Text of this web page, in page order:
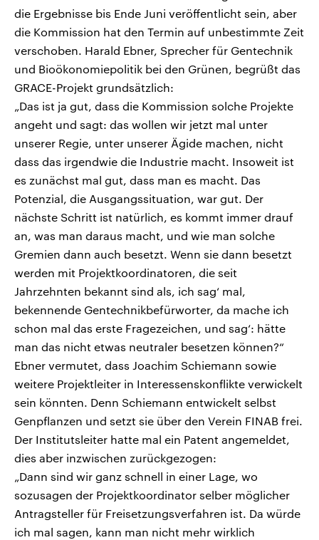
die Ergebnisse bis Ende Juni veröffentlicht sein, aber
die Kommission hat den Termin auf unbestimmte Zeit
verschoben. Harald Ebner, Sprecher für Gentechnik
und Bioökonomiepolitik bei den Grünen, begrüßt das
GRACE-Projekt grundsätzlich:
„Das ist ja gut, dass die Kommission solche Projekte
angeht und sagt: das wollen wir jetzt mal unter
unserer Regie, unter unserer Ägide machen, nicht
dass das irgendwie die Industrie macht. Insoweit ist
es zunächst mal gut, dass man es macht. Das
Potenzial, die Ausgangssituation, war gut. Der
nächste Schritt ist natürlich, es kommt immer drauf
an, was man daraus macht, und wie man solche
Gremien dann auch besetzt. Wenn sie dann besetzt
werden mit Projektkoordinatoren, die seit
Jahrzehnten bekannt sind als, ich sag‘ mal,
bekennende Gentechnikbefürworter, da mache ich
schon mal das erste Fragezeichen, und sag‘: hätte
man das nicht etwas neutraler besetzen können?“
Ebner vermutet, dass Joachim Schiemann sowie
weitere Projektleiter in Interessenskonflikte verwickelt
sein könnten. Denn Schiemann entwickelt selbst
Genpflanzen und setzt sie über den Verein FINAB frei.
Der Institutsleiter hatte mal ein Patent angemeldet,
dies aber inzwischen zurückgezogen:
„Dann sind wir ganz schnell in einer Lage, wo
sozusagen der Projektkoordinator selber möglicher
Antragsteller für Freisetzungsverfahren ist. Da würde
ich mal sagen, kann man nicht mehr wirklich